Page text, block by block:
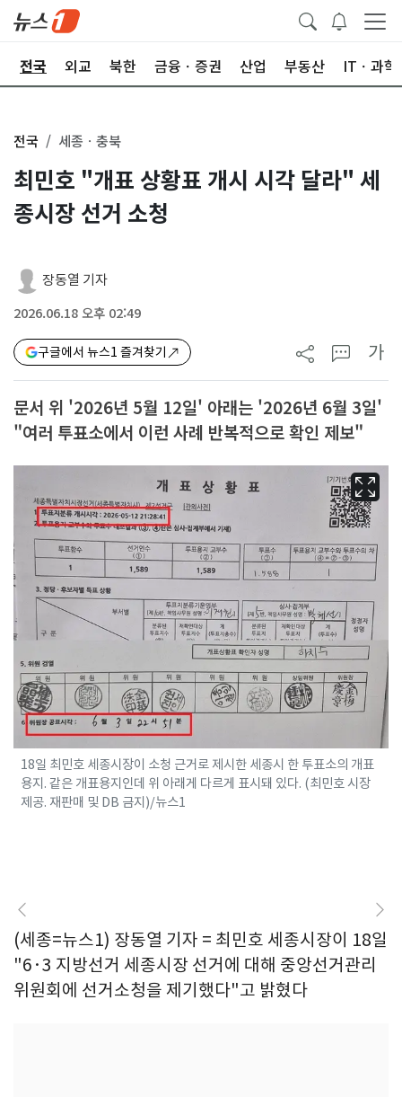
전국 외교 북한 금융ㆍ증권 산업 부동산 ITㆍ과학
전국 세종ㆍ충북
최민호 "개표 상황표 개시 시각 달라" 세
종시장 선거 소청
장동열 기자
2026.06.18 오후 02:49
구글에서 뉴스1 즐겨찾기 가
문서 위 '2026년 5월 12일' 아래는 '2026년 6월 3일'
"여러 투표소에서 이런 사례 반복적으로 확인 제보"
18일 최민호 세종시장이 소청 근거로 제시한 세종시 한 투표소의 개표
용지. 같은 개표용지인데 위 아래게 다르게 표시돼 있다. (최민호 시장
제공. 재판매 및 DB 금지)/뉴스1
(세종=뉴스1) 장동열 기자 = 최민호 세종시장이 18일
"6·3 지방선거 세종시장 선거에 대해 중앙선거관리
위원회에 선거소청을 제기했다"고 밝혔다